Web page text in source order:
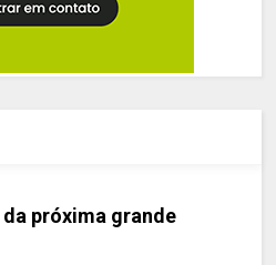
próxima grande